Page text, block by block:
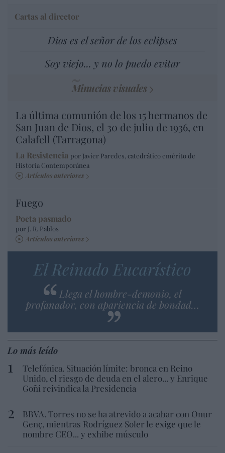
Cartas al director
Dios es el señor de los eclipses
Soy viejo... y no lo puedo evitar
Minucias visuales
La última comunión de los 15 hermanos de
San Juan de Dios, el 30 de julio de 1936, en
Calafell (Tarragona)
La Resistencia por Javier Paredes, catedrático emérito de
Historia Contemporánea
Artículos anteriores
Fuego
Poeta pasmado
por J. R. Pablos
Artículos anteriores
El Reinado Eucarístico
Llega el hombre-demonio, el
profanador, con apariencia de bondad…
Lo más leído
Telefónica. Situación límite: bronca en Reino
Unido, el riesgo de deuda en el alero... y Enrique
Goñi reivindica la Presidencia
BBVA. Torres no se ha atrevido a acabar con Onur
Genç, mientras Rodríguez Soler le exige que le
nombre CEO... y exhibe músculo